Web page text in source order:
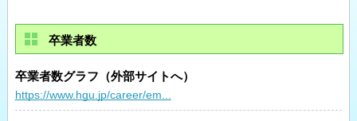
卒業者数
卒業者数グラフ（外部サイトへ）
https://www.hgu.jp/career/em...